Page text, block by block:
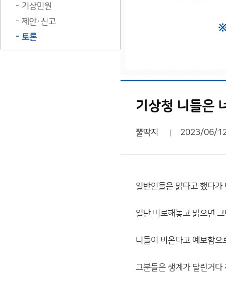
기상민원
제안·신고
토론
기상청 니들은
뿔딱지 2023/06/
일반인들은 맑다고 했다
일단 비로해놓고 맑으면
니들이 비온다고 예보함
그분들은 생계가 달린거다